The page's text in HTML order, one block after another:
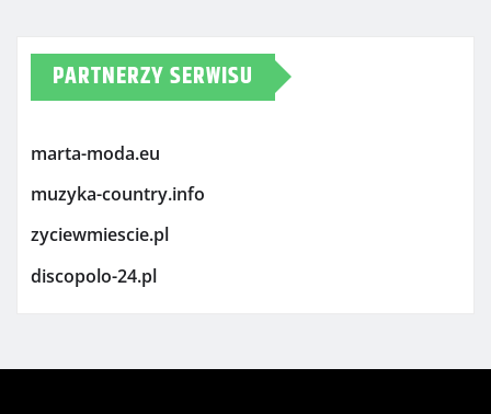
PARTNERZY SERWISU
marta-moda.eu
muzyka-country.info
zyciewmiescie.pl
discopolo-24.pl